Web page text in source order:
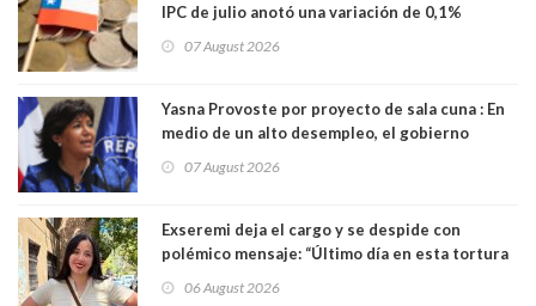
IPC de julio anotó una variación de 0,1%
07 August 2026
Yasna Provoste por proyecto de sala cuna : En
medio de un alto desempleo, el gobierno
07 August 2026
Exseremi deja el cargo y se despide con
polémico mensaje: “Último día en esta tortura
06 August 2026